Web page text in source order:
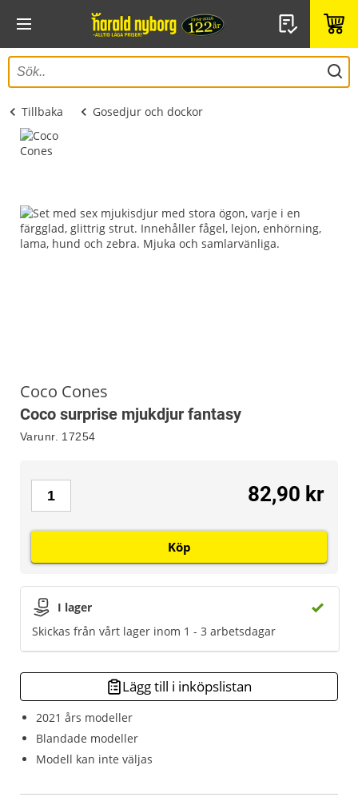
Tillbaka Gosedjur och dockor
Coco Cones
Coco surprise mjukdjur fantasy
Varunr. 17254
2021 års modeller
Blandade modeller
Modell kan inte väljas
I lager
Skickas från vårt lager inom 1 - 3 arbetsdagar
82,90 kr
Köp
Lägg till i inköpslistan